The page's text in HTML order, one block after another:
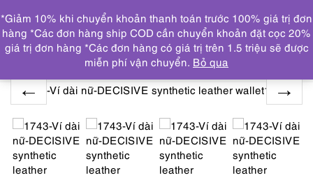
DANH MỤC
Trang chủ TOÀN BỘ SẢN PHẨM
1743-Ví dài nữ-
DECISIVE synthetic leather wallet
*Giảm 10% khi chuyển khoản thanh toán trước 100% giá trị đơn
hàng *Các đơn hàng ship COD cần chuyển khoản đặt cọc 20%
giá trị đơn hàng *Các đơn hàng có giá trị trên 1.5 triệu sẽ được
miễn phí vận chuyển. Bỏ qua